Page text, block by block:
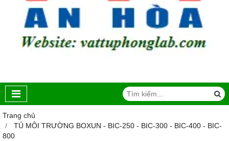
Trang chủ
TỦ MÔI TRƯỜNG BOXUN - BIC-250 - BIC-300 - BIC-400 - BIC-
800